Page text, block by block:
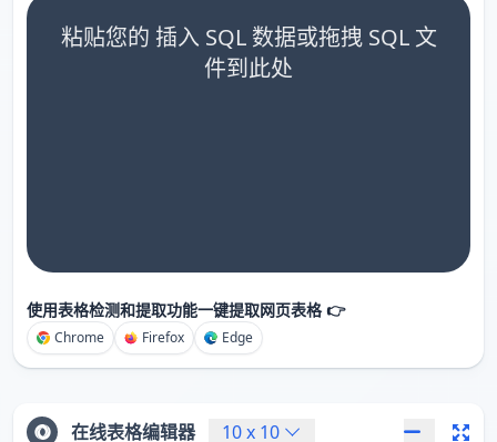
粘贴您的 插入 SQL 数据或拖拽 SQL 文
件到此处
使用表格检测和提取功能一键提取网页表格 👉
Chrome Firefox Edge
在线表格编辑器 10x 10